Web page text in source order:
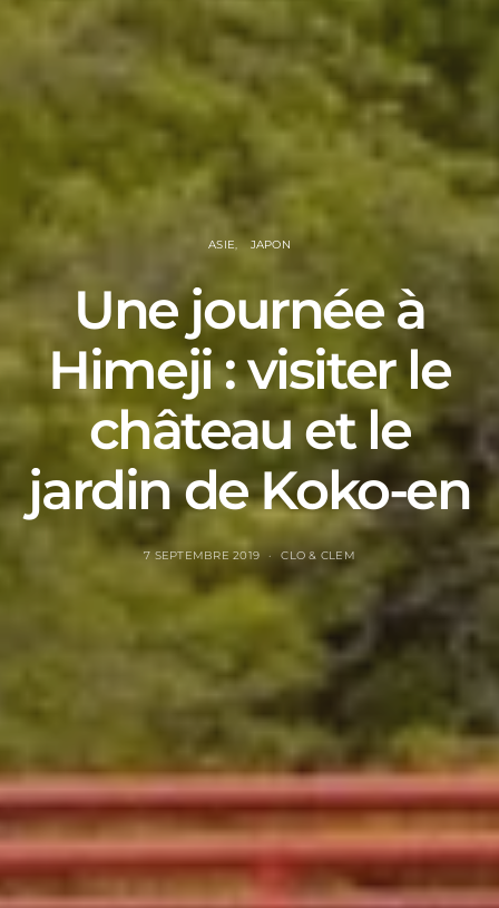
ASIE JAPON
Une journée à
Himeji : visiter le
château et le
jardin de Koko-en
7 SEPTEMBRE 2019 CLO & CLEM